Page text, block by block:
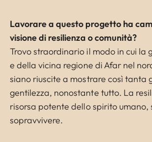
Lavorare a questo progetto ha
visione di resilienza o comunità?
Trovo straordinario il modo in cui la
e della vicina regione di Afar nel
siano riuscite a mostrare così tanta
gentilezza, nonostante tutto. La
risorsa potente dello spirito umano,
sopravvivere.